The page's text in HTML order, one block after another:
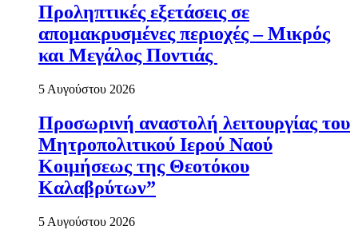
Προληπτικές εξετάσεις σε
απομακρυσμένες περιοχές – Μικρός
και Μεγάλος Ποντιάς
5 Αυγούστου 2026
Προσωρινή αναστολή λειτουργίας του
Μητροπολιτικού Ιερού Ναού
Κοιμήσεως της Θεοτόκου
Καλαβρύτων”
5 Αυγούστου 2026